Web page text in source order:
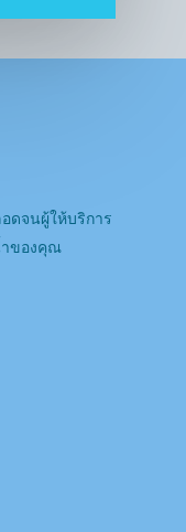
ดจนผู้ให้บริการ
ของคุณ